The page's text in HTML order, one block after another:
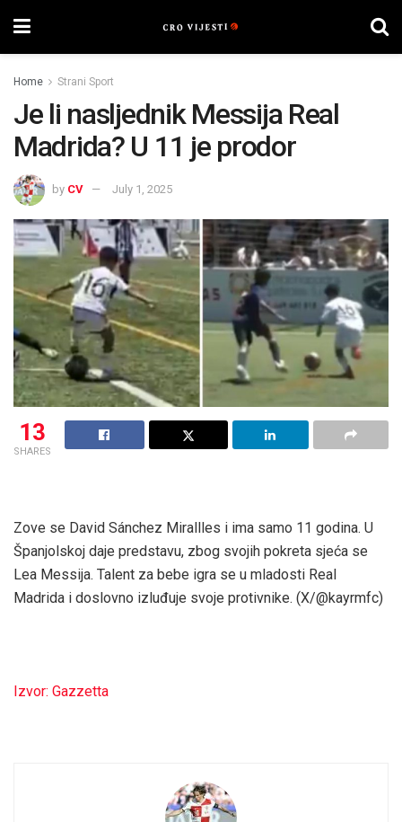
Home Strani Sport
Je li nasljednik Messija Real
Madrida? U 11 je prodor
by CV July 1, 2025
13
SHARES
Zove se David Sánchez Mirallles i ima samo 11 godina. U
Španjolskoj daje predstavu, zbog svojih pokreta sjeća se
Lea Messija. Talent za bebe igra se u mladosti Real
Madrida i doslovno izluđuje svoje protivnike. (X/@kayrmfc)
Izvor: Gazzetta